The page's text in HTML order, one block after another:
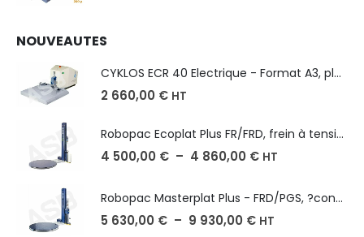
NOUVEAUTES
CYKLOS ECR 40 Electrique - Format A3, plusieurs unités coupe
2 660,00 € HT
Robopac Ecoplat Plus FR/FRD, frein à tension mécanique
4 500,00 € – 4 860,00 € HT
Robopac Masterplat Plus - FRD/PGS, ?conomie et performance
5 630,00 € – 9 930,00 € HT